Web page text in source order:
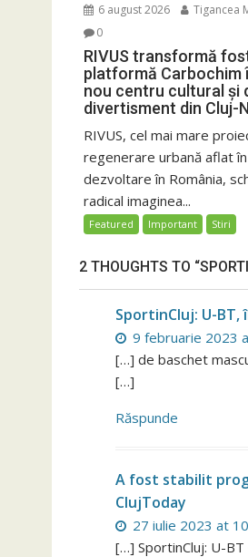
6 august 2026
Tigancea
0
RIVUS transformă
platformă Carbochim
nou centru cultural și
divertisment din Cluj-
RIVUS, cel mai mare
regenerare urbană aflat în
dezvoltare în România,
radical imaginea...
Featured Important Stiri
2 THOUGHTS TO
SportinCluj: U-
9 februarie 2023
[…] de baschet
[…]
Răspunde
A fost stabilit
ClujToday
27 iulie 2023 at
[…] SportinCluj: U-